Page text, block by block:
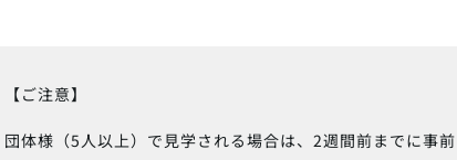
【ご注意】
団体様（5人以上）で見学される場合は、2週間前までに事